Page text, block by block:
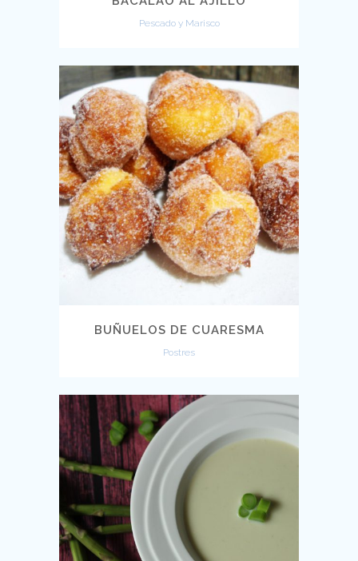
Pescado y Marisco
BUÑUELOS DE CUARESMA
Postres